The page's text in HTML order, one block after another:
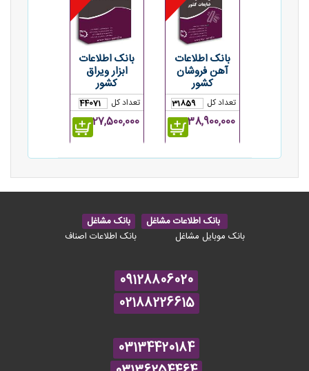
بانک اطلاعات
آهن فروشان
کشور
تعداد کل 31859
38,900,000ریال
بانک اطلاعات
ابزار ویراق
کشور
تعداد کل 44071
27,500,000ریال
بانک اطلاعات مشاغل
بانک مشاغل
بانک موبایل مشاغل
بانک اطلاعات اصناف
09128806020
02188226615
03134420184